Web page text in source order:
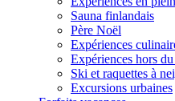
Sauna finlandais
Père Noël
Expériences
Expériences hors
Ski et raquettes à
Excursions urbaines